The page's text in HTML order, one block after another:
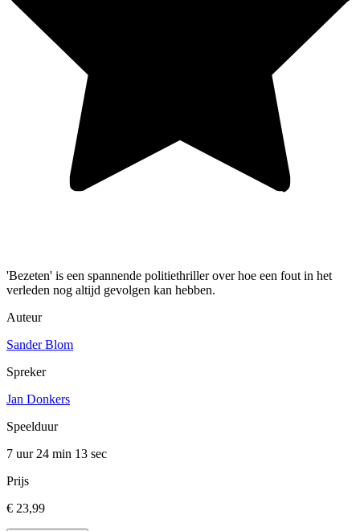
'Bezeten' is een spannende politiethriller over hoe een fout in het
verleden nog altijd gevolgen kan hebben.
Auteur
Sander Blom
Spreker
Jan Donkers
Speelduur
7 uur 24 min 13 sec
Prijs
€ 23,99